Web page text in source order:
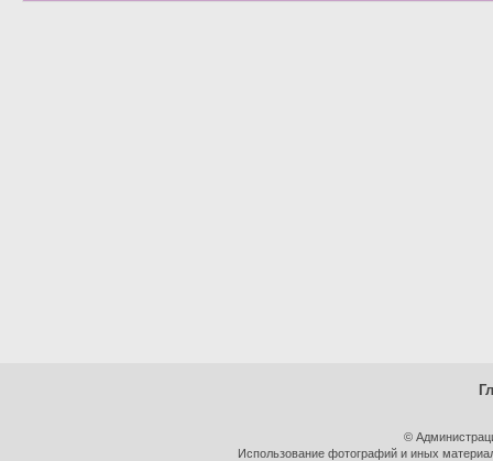
©
Использование фотографий и иных